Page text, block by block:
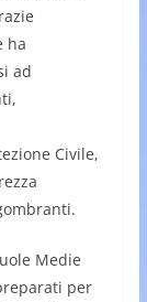
ha
ad
Civile,
Medie
per